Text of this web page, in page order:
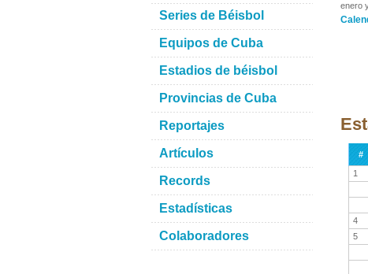
enero
#
1
4
5
Series de Béisbol
Equipos de Cuba
Estadios de béisbol
Provincias de Cuba
Reportajes
Artículos
Records
Estadísticas
Colaboradores